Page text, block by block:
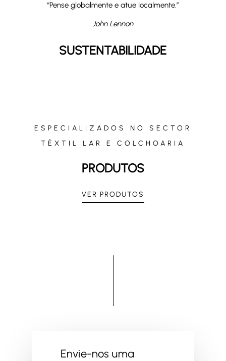
“Pense globalmente e atue localmente.”
John Lennon
SUSTENTABILIDADE
ESPECIALIZADOS NO SECTOR
TÊXTIL LAR E COLCHOARIA
PRODUTOS
VER PRODUTOS
Envie-nos uma